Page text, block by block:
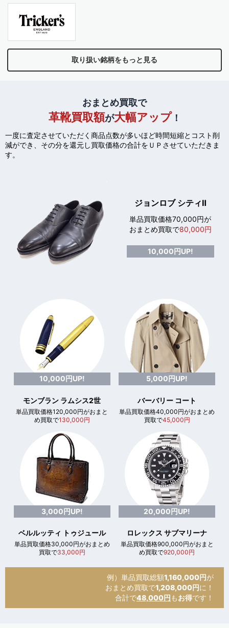
取り扱い銘柄をもっと見る
おまとめ買取で
革靴買取額が大幅アップ！
一度に査定させていただく商品点数が多いほど時間短縮とコスト削
減ができ、 その分を還元し買取価格の合計をＵＰさせていただきま
す。
ジョンロブ シティⅡ
単品買取価格70,000円が
おまとめ買取で80,000円
10,000円UP!
10,000円UP!
モンブラン ラムシス2世
単品買取価格120,000円がおまと
め買取で130,000円
5,000円UP!
バーバリー コート
単品買取価格40,000円がおまとめ
買取で45,000円
3,000円UP!
ベルルッティ トゥジュール
単品買取価格30,000円がおまとめ
買取で33,000円
20,000円UP!
ロレックス サブマリーナ
単品買取価格900,000円がおまと
め買取で920,000円
例）単品買取総額1,160,000円が
おまとめ買取で1,208,000円に！
合計で48,000円 もお得です！